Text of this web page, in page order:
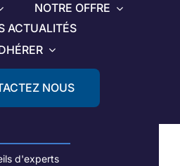
NOTRE OFFRE
ACTUALITÉS
NOUS
d'experts